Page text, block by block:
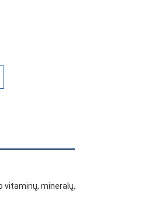
vitaminų, mineralų,